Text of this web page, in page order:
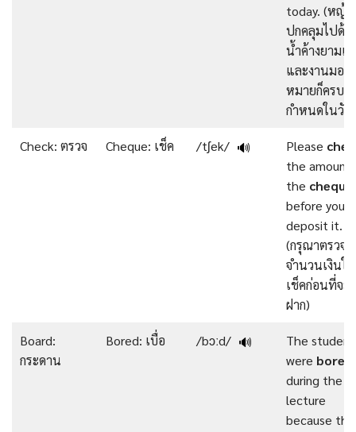
today. (หญ้า
ปกคลุมไปด้ว
น้ำค้างยามเ
และงานมอบ
หมายก็ครบ
กำหนดในวั
Check: ตรวจ Cheque: เช็ค /tʃek/ 🔊 Please
the amount
the cheque
before you
deposit it.
(กรุณาตรวจ
จำนวนเงินใน
เช็คก่อนที่จะ
ฝาก)
Board:
กระดาน
Bored: เบื่อ /bɔːd/ 🔊
The
were bored
during the
lecture
because the